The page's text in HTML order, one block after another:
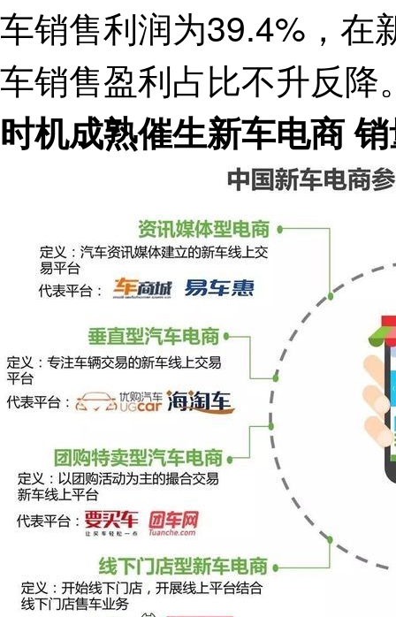
车销售利润为39.4%，在
车销售盈利占比不升反降
时机成熟催生新车电商